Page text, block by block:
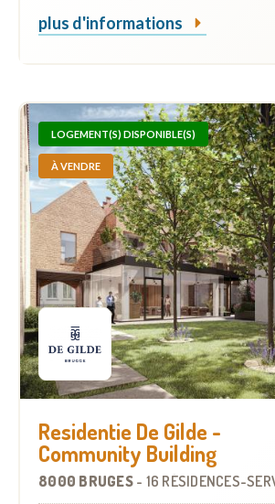
plus d'informations
LOGEMENT(S) DISPONIBLE(S)
À VENDRE
Residentie De Gilde -
Community Building
8000 BRUGES - 16 RÉSIDENCES-